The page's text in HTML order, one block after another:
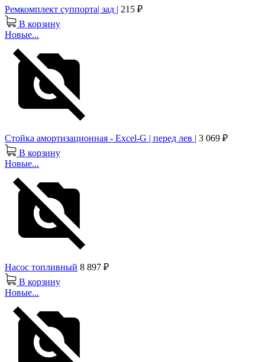
Ремкомплект суппорта| зад | 215 ₽
В корзину
Новые...
Стойка амортизационная - Excel-G | перед лев | 3 069 ₽
В корзину
Новые...
Насос топливный 8 897 ₽
В корзину
Новые...